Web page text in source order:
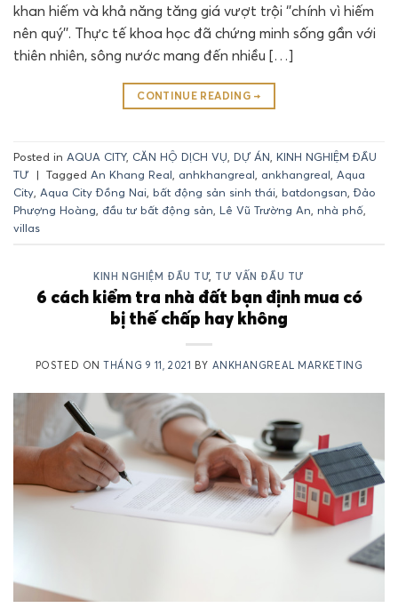
khan hiếm và khả năng tăng giá vượt trội ‘’chính vì hiếm
nên quý’’. Thực tế khoa học đã chứng minh sống gần với
thiên nhiên, sông nước mang đến nhiều […]
CONTINUE READING →
Posted in AQUA CITY, CĂN HỘ DỊCH VỤ DỰ ÁN KINH NGHIỆM ĐẦU
TƯ
| Tagged An Khang Real anhkhangreal ankhangreal Aqua
City Aqua City Đồng Nai bất động sản sinh thái batdongsan ,Đảo
Phượng Hoàng đầu tư bất động sản Lê Vũ Trường An nhà phố
villas
KINH NGHIỆM ĐẦU TƯ, TƯ VẤN ĐẦU TƯ
6 cách kiểm tra nhà đất bạn định mua có
bị thế chấp hay không
POSTED ONTHÁNG 9 11, 2021 BY ANKHANGREAL MARKETING